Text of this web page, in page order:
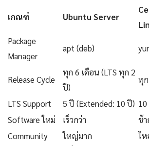
เกณฑ์ Ubuntu Server
Package
Manager
apt (deb)
Release Cycle
ทุก 6 เดือน (LTS ทุก 2
ปี)
ทุ
LTS Support 5 ปี (Extended: 10 ปี)
Software ใหม่
เร็วกว่า
ช้า
Community
ใหญ่มาก
ใ